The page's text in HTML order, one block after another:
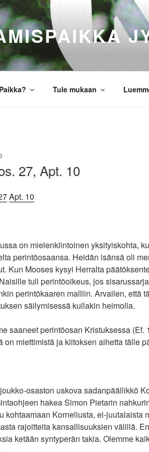
Tule mukaan
27, Apt. 10
Apt. 10
on mielenkiintoinen yksityiskohta,
perintöosaansa. Heidän isänsä oli
Kun Mooses kysyi Herralta
tuli perintöoikeus, jos
perintökaaren malliin. Arvailen, että
säilymisessä kullakin heimolla.
saaneet perintöosan Kristuksessa
on miettimistä ja kiitoksen aihetta tälle
osaston uskova sadanpäällikkö
hakea Simon Pietarin
kohtaamaan Korneliusta, ei-juutalaista
rajoitteita kansallisuuksien välillä.
ketään syntyperän takia. Olemme